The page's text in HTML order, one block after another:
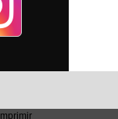
Imprimir